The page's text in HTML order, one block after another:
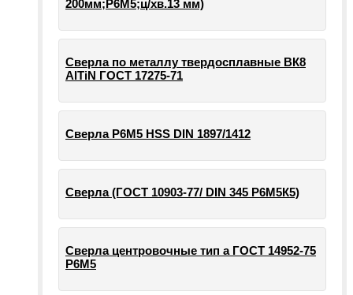
200мм;Р6М5;ц/хв.13 мм)
Сверла по металлу твердосплавные ВК8
AlTiN ГОСТ 17275-71
Сверла Р6М5 HSS DIN 1897/1412
Сверла (ГОСТ 10903-77/ DIN 345 Р6М5К5)
Сверла центровочные тип а ГОСТ 14952-75
Р6М5